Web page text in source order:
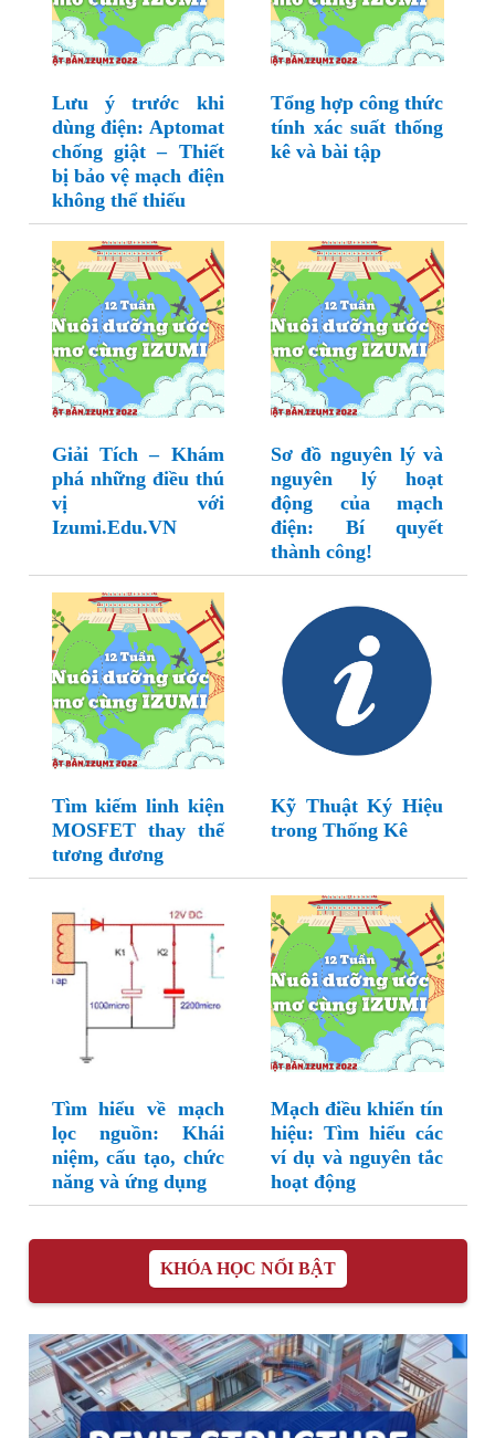
Lưu ý trước khi
dùng điện: Aptomat
chống giật – Thiết
bị bảo vệ mạch điện
không thể thiếu
Tổng hợp công thức
tính xác suất thống
kê và bài tập
Giải Tích – Khám
phá những điều thú
vị với
Izumi.Edu.VN
Sơ đồ nguyên lý và
nguyên lý hoạt
động của mạch
điện: Bí quyết
thành công!
Tìm kiếm linh kiện
MOSFET thay thế
tương đương
Kỹ Thuật Ký Hiệu
trong Thống Kê
Tìm hiểu về mạch
lọc nguồn: Khái
niệm, cấu tạo, chức
năng và ứng dụng
Mạch điều khiển tín
hiệu: Tìm hiểu các
ví dụ và nguyên tắc
hoạt động
KHÓA HỌC NỔI BẬT